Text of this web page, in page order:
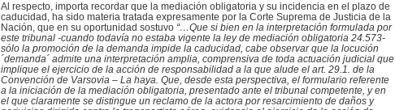
Al respecto, importa recordar que la mediación obligatoria y su incidencia en el plazo de
caducidad, ha sido materia tratada expresamente por la Corte Suprema de Justicia de la
Nación, que en su oportunidad sostuvo “…Que si bien en la interpretación formulada por
este tribunal -cuando todavía no estaba vigente la ley de mediación obligatoria 24.573-
sólo la promoción de la demanda impide la caducidad, cabe observar que la locución
´demanda´ admite una interpretación amplia, comprensiva de toda actuación judicial que
implique el ejercicio de la acción de responsabilidad a la que alude el art. 29.1. de la
Convención de Varsovia – La haya. Que, desde esta perspectiva, el formulario referente
a la iniciación de la mediación obligatoria, presentado ante el tribunal competente, y en
el que claramente se distingue un reclamo de la actora por resarcimiento de daños y